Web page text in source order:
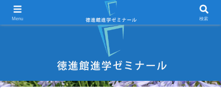
宇部市 学習塾 中学受験 高校受験 大学受験 進学塾 試験対策
Menu 検索